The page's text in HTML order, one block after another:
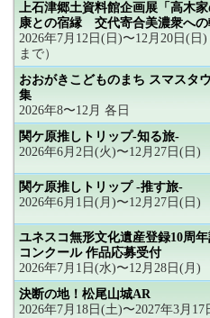
上石津郷土資料館企画展「高木
康との宿縁 交代寄合美濃衆への
2026年7月12日(日)〜12月20日(日
まで）
おおがきこどものまち スマスタ
集
2026年8〜12月 各日
関ケ原推しトリップ-知る旅-
2026年6月2日(火)〜12月27日(日)
関ケ原推しトリップ -推す旅-
2026年6月1日(月)〜12月27日(日)
ユネスコ無形文化遺産登録10周
コンクール 作品応募受付
2026年7月1日(水)〜12月28日(月)
決断の地！松尾山城AR
2026年7月18日(土)〜2027年3月17